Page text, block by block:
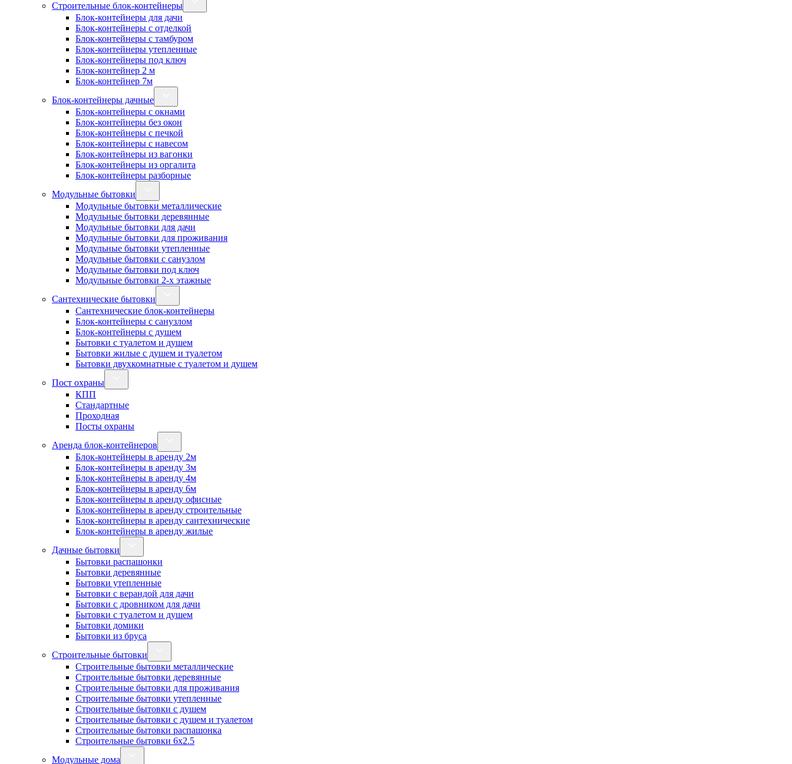
Строительные блок-контейнеры
Блок-контейнеры для дачи
Блок-контейнеры с отделкой
Блок-контейнеры с тамбуром
Блок-контейнеры утепленные
Блок-контейнеры под ключ
Блок-контейнер 2 м
Блок-контейнер 7м
Блок-контейнеры дачные
Блок-контейнеры с окнами
Блок-контейнеры без окон
Блок-контейнеры с печкой
Блок-контейнеры с навесом
Блок-контейнеры из вагонки
Блок-контейнеры из оргалита
Блок-контейнеры разборные
Модульные бытовки
Модульные бытовки металлические
Модульные бытовки деревянные
Модульные бытовки для дачи
Модульные бытовки для проживания
Модульные бытовки утепленные
Модульные бытовки с санузлом
Модульные бытовки под ключ
Модульные бытовки 2-х этажные
Сантехнические бытовки
Сантехнические блок-контейнеры
Блок-контейнеры с санузлом
Блок-контейнеры с душем
Бытовки с туалетом и душем
Бытовки жилые с душем и туалетом
Бытовки двухкомнатные с туалетом и душем
Пост охраны
КПП
Стандартные
Проходная
Посты охраны
Аренда блок-контейнеров
Блок-контейнеры в аренду 2м
Блок-контейнеры в аренду 3м
Блок-контейнеры в аренду 4м
Блок-контейнеры в аренду 6м
Блок-контейнеры в аренду офисные
Блок-контейнеры в аренду строительные
Блок-контейнеры в аренду сантехнические
Блок-контейнеры в аренду жилые
Дачные бытовки
Бытовки распашонки
Бытовки деревянные
Бытовки утепленные
Бытовки с верандой для дачи
Бытовки с дровником для дачи
Бытовки с туалетом и душем
Бытовки домики
Бытовки из бруса
Строительные бытовки
Строительные бытовки металлические
Строительные бытовки деревянные
Строительные бытовки для проживания
Строительные бытовки утепленные
Строительные бытовки с душем
Строительные бытовки с душем и туалетом
Строительные бытовки распашонка
Строительные бытовки 6x2.5
Модульные дома